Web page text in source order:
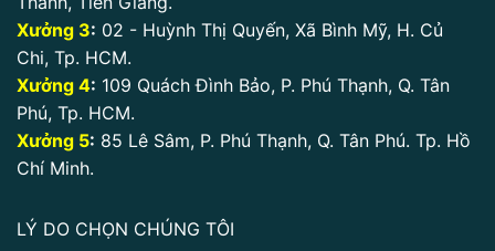
Xưởng 3: 02 - Huỳnh Thị Quyến, Xã Bình Mỹ, H. Củ
Chi, Tp. HCM.
Xưởng 4: 109 Quách Đình Bảo, P. Phú Thạnh, Q. Tân
Phú, Tp. HCM.
Xưởng 5: 85 Lê Sâm, P. Phú Thạnh, Q. Tân Phú. Tp. Hồ
Chí Minh.
LÝ DO CHỌN CHÚNG TÔI